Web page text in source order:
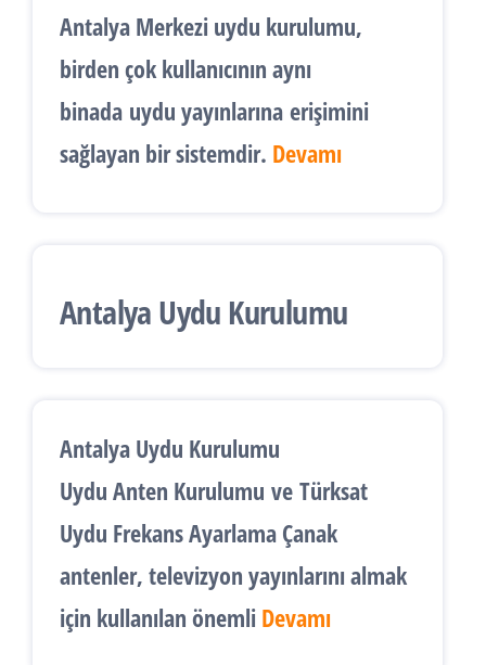
Antalya Merkezi uydu kurulumu,
birden çok kullanıcının aynı
binada uydu yayınlarına erişimini
sağlayan bir sistemdir. Devamı
Antalya Uydu Kurulumu
Antalya Uydu Kurulumu
Uydu Anten Kurulumu ve Türksat
Uydu Frekans Ayarlama Çanak
antenler, televizyon yayınlarını almak
için kullanılan önemli Devamı